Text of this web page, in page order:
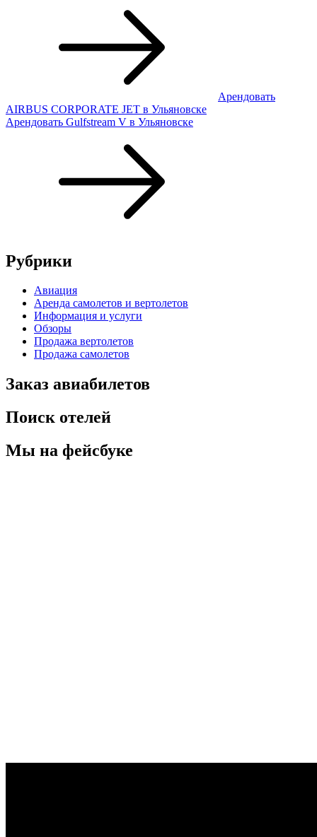
Арендовать
AIRBUS CORPORATE JET в Ульяновске
Арендовать Gulfstream V в Ульяновске
Рубрики
Авиация
Аренда самолетов и вертолетов
Информация и услуги
Обзоры
Продажа вертолетов
Продажа самолетов
Заказ авиабилетов
Поиск отелей
Мы на фейсбуке